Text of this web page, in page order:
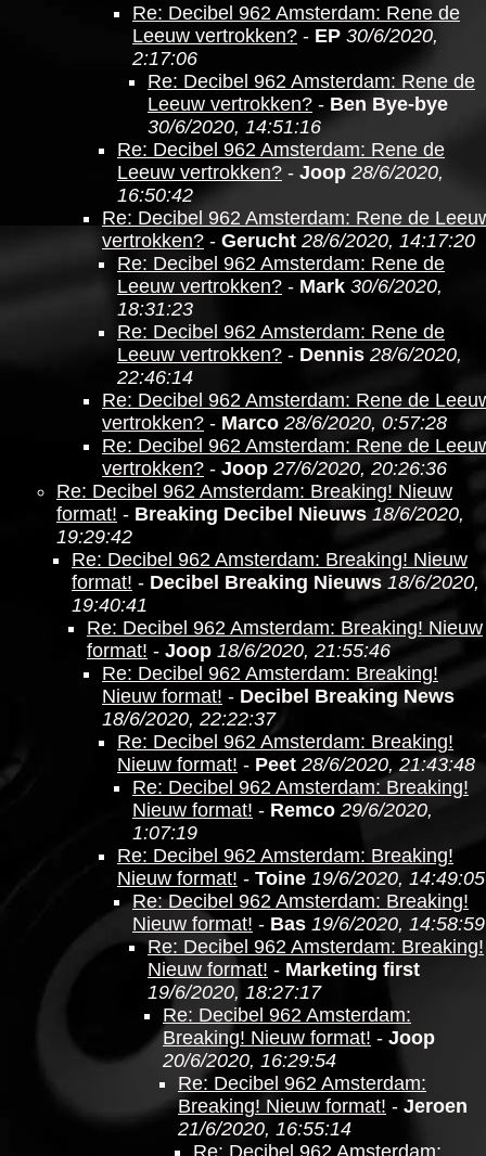
Re: Decibel 962 Amsterdam: Rene de
Leeuw vertrokken? - EP 30/6/2020,
2:17:06
Re: Decibel 962 Amsterdam: Rene de
Leeuw vertrokken? - Ben Bye-bye
30/6/2020, 14:51:16
Re: Decibel 962 Amsterdam: Rene de
Leeuw vertrokken? - Joop 28/6/2020,
16:50:42
Re: Decibel 962 Amsterdam: Rene de
vertrokken? - Gerucht 28/6/2020, 14:17:20
Re: Decibel 962 Amsterdam: Rene de
Leeuw vertrokken? - Mark 30/6/2020,
18:31:23
Re: Decibel 962 Amsterdam: Rene de
Leeuw vertrokken? - Dennis 28/6/2020,
22:46:14
Re: Decibel 962 Amsterdam: Rene de
vertrokken? - Marco 28/6/2020, 0:57:28
Re: Decibel 962 Amsterdam: Rene de
vertrokken? - Joop 27/6/2020, 20:26:36
Re: Decibel 962 Amsterdam: Breaking! Nieuw
format! - Breaking Decibel Nieuws 18/6/2020,
19:29:42
Re: Decibel 962 Amsterdam: Breaking! Nieuw
format! - Decibel Breaking Nieuws 18/6/2020,
19:40:41
Re: Decibel 962 Amsterdam: Breaking! Nieuw
format! - Joop 18/6/2020, 21:55:46
Re: Decibel 962 Amsterdam: Breaking!
Nieuw format! - Decibel Breaking News
18/6/2020, 22:22:37
Re: Decibel 962 Amsterdam: Breaking!
Nieuw format! - Peet 28/6/2020, 21:43:48
Re: Decibel 962 Amsterdam: Breaking!
Nieuw format! - Remco 29/6/2020,
1:07:19
Re: Decibel 962 Amsterdam: Breaking!
Nieuw format! - Toine 19/6/2020, 14:49:05
Re: Decibel 962 Amsterdam: Breaking!
Nieuw format! - Bas 19/6/2020, 14:58:59
Re: Decibel 962 Amsterdam: Breaking!
Nieuw format! - Marketing first
19/6/2020, 18:27:17
Re: Decibel 962 Amsterdam:
Breaking! Nieuw format! - Joop
20/6/2020, 16:29:54
Re: Decibel 962 Amsterdam:
Breaking! Nieuw format! - Jeroen
21/6/2020, 16:55:14
Re: Decibel 962 Amsterdam: